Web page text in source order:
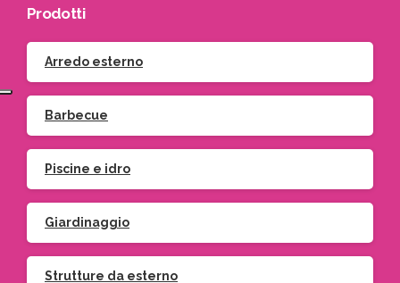
Prodotti
Arredo esterno
Barbecue
Piscine e idro
Giardinaggio
Strutture da esterno